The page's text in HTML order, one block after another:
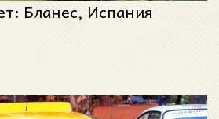
Бланес, Испания